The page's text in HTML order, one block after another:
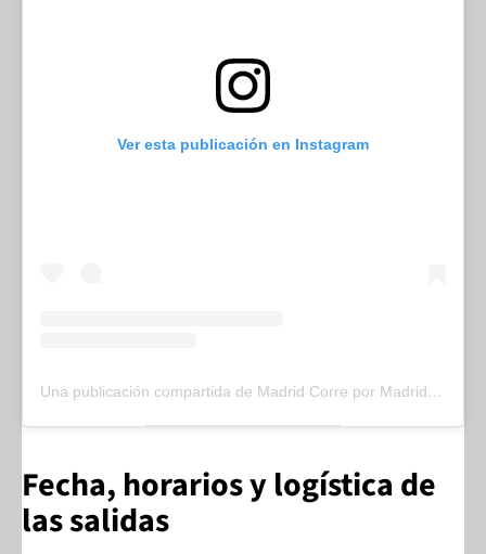
Ver esta publicación en Instagram
Una publicación compartida de Madrid Corre por Madrid (@madridcorrepormadrid)
Fecha, horarios y logística de
las salidas